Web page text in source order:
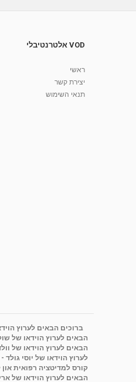
VOD אלטרנטיבלי
ראשי
יצירת קשר
תנאי השימוש
ברוכים הבאים לערוץ
הבאים לערוץ הוידאו של
הבאים לערוץ הוידאו של
לערוץ הוידאו של יוסי
קורס למדיטציה רפואית און
הבאים לערוץ הוידאו של